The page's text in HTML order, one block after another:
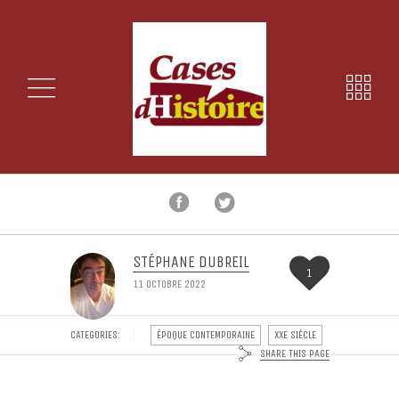
STÉPHANE DUBREIL
11 OCTOBRE 2022
1
CATEGORIES: ÉPOQUE CONTEMPORAINE
XXE SIÈCLE
SHARE THIS PAGE